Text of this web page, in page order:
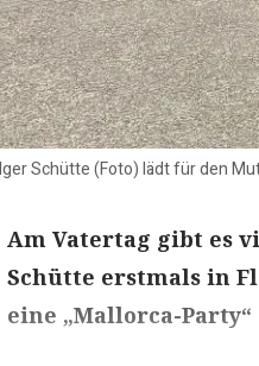
Schütte (Foto) lädt für den
Am Vatertag gibt es
Schütte erstmals in
eine „Mallorca-